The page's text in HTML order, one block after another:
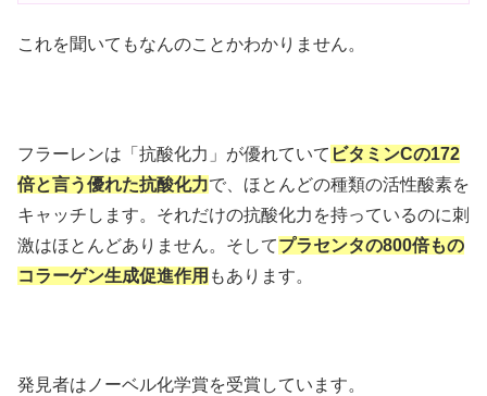
これを聞いてもなんのことかわかりません。
フラーレンは「抗酸化力」が優れていて ビタミンCの172
倍と言う優れた抗酸化力で、ほとんどの種類の活性酸素を
キャッチします。それだけの抗酸化力を持っているのに刺
激はほとんどありません。そしてプラセンタの800倍もの
コラーゲン生成促進作用 もあります。
発見者はノーベル化学賞を受賞しています。